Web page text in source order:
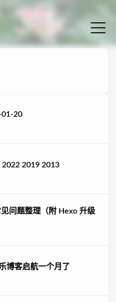
01-20
2022 2019 2013
问题整理（附 Hexo 升级
博客启航一个月了